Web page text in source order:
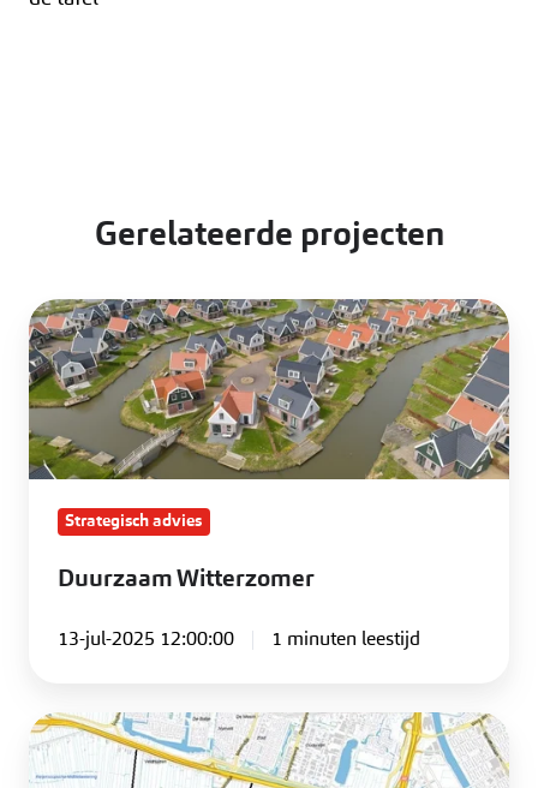
Gerelateerde projecten
Duurzaam
Witterzomer
Strategisch advies
Duurzaam Witterzomer
13-jul-2025 12:00:00 1 minuten leestijd
Windpark
Rijnenburg